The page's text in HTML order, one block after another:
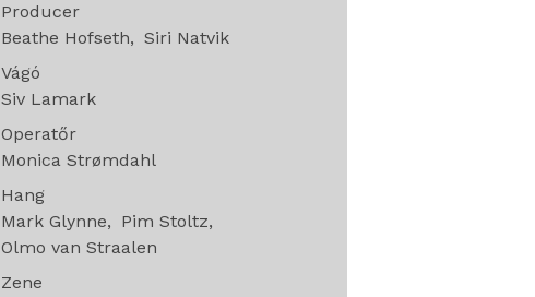
Producer
Beathe Hofseth
Siri Natvik
Vágó
Siv Lamark
Operatőr
Monica Strømdahl
Hang
Mark Glynne
Pim Stoltz
Olmo van Straalen
Zene